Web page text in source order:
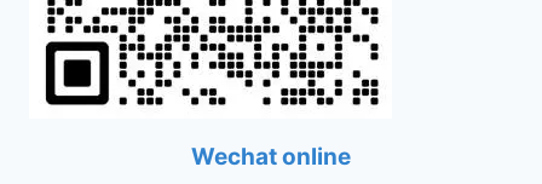
Wechat online